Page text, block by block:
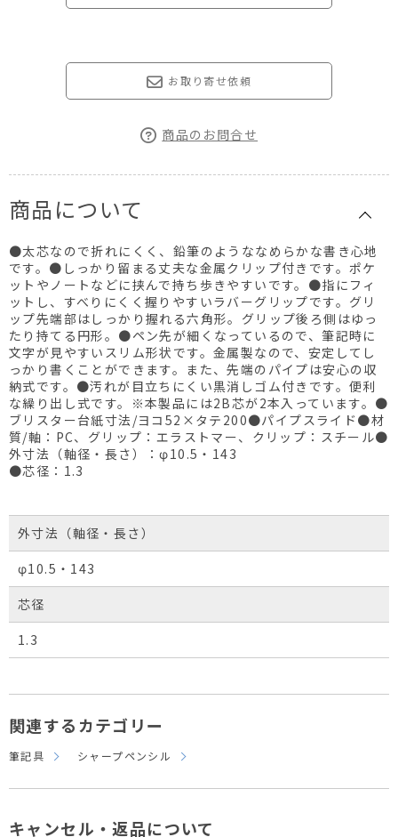
お取り寄せ依頼
商品のお問合せ
商品について
●太芯なので折れにくく、鉛筆のようななめらかな書き心地
です。●しっかり留まる丈夫な金属クリップ付きです。ポケ
ットやノートなどに挟んで持ち歩きやすいです。●指にフィ
ットし、すべりにくく握りやすいラバーグリップです。グリ
ップ先端部はしっかり握れる六角形。グリップ後ろ側はゆっ
たり持てる円形。●ペン先が細くなっているので、筆記時に
文字が見やすいスリム形状です。金属製なので、安定してし
っかり書くことができます。また、先端のパイプは安心の収
納式です。●汚れが目立ちにくい黒消しゴム付きです。便利
な繰り出し式です。※本製品には2B芯が2本入っています。●
ブリスター台紙寸法/ヨコ52×タテ200●パイプスライド●材
質/軸：PC、グリップ：エラストマー、クリップ：スチール●
外寸法（軸径・長さ）：φ10.5・143
●芯径：1.3
外寸法（軸径・長さ）
φ10.5・143
芯径
1.3
関連するカテゴリー
筆記具 シャープペンシル
キャンセル・返品について